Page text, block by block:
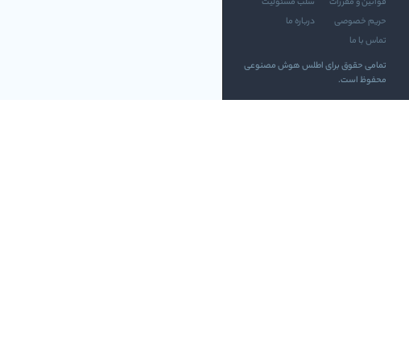
حریم خصوصی
درباره ما
تماس با ما
تمامی حقوق برای اطلس هوش مصنوعی
محفوظ است.